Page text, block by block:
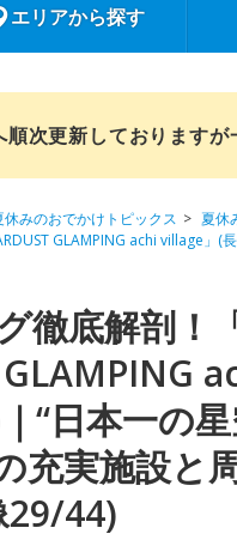
エリアから探す
次更新しておりますが
休みのおでかけトピックス
夏休
GLAMPING achi village」(
徹底解剖！
GLAMPING
“日本一の
充実施設と
29/44)